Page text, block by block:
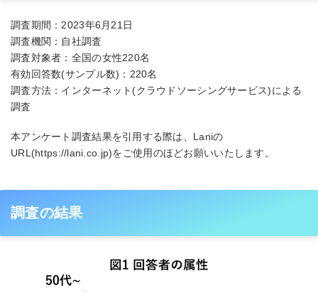
調査期間：2023年6月21日
調査機関：自社調査
調査対象者：全国の女性220名
有効回答数(サンプル数)：220名
調査方法：インターネット(クラウドソーシングサービス)による
調査
本アンケート調査結果を引用する際は、Laniの
URL(https://lani.co.jp)をご使用のほどお願いいたします。
調査の結果